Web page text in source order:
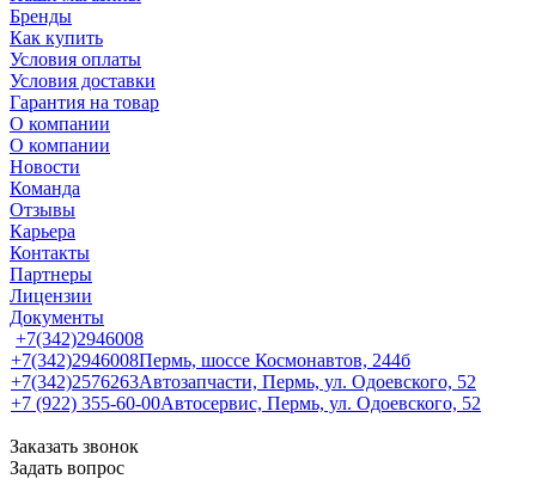
Бренды
Как купить
Условия оплаты
Условия доставки
Гарантия на товар
О компании
О компании
Новости
Команда
Отзывы
Карьера
Контакты
Партнеры
Лицензии
Документы
+7(342)2946008
+7(342)2946008Пермь, шоссе Космонавтов, 244б
+7(342)2576263Автозапчасти, Пермь, ул. Одоевского, 52
+7 (922) 355-60-00Автосервис, Пермь, ул. Одоевского, 52
Заказать звонок
Задать вопрос